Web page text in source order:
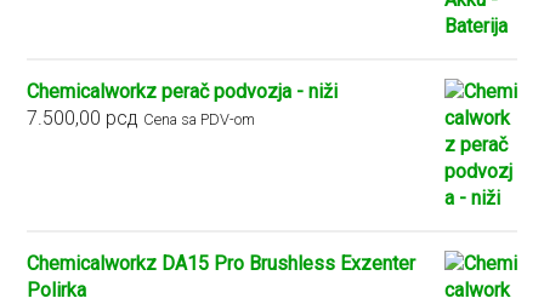
Chemicalworkz perač podvozja - niži
7.500,00 рсд Cena sa PDV-om
Chemicalworkz DA15 Pro Brushless Exzenter
Polirka